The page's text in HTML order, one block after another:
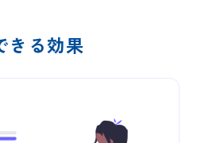
きる効果